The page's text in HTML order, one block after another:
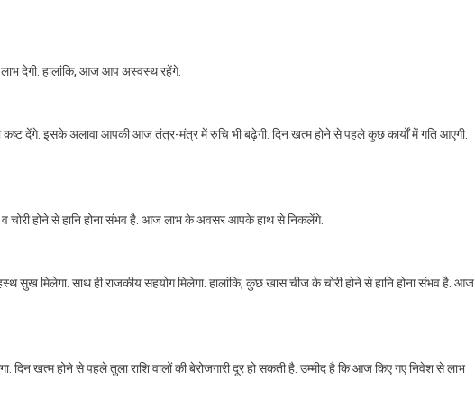
रहेगा
दिन,
लाभ देगी. हालांकि, आज आप अस्वस्थ रहेंगे.
देंगे. इसके अलावा आपकी आज तंत्र-मंत्र में रुचि भी बढ़ेगी. दिन खत्म होने से पहले कुछ कार्यों में गति आएगी.
चोरी होने से हानि होना संभव है. आज लाभ के अवसर आपके हाथ से निकलेंगे.
सुख मिलेगा. साथ ही राजकीय सहयोग मिलेगा. हालांकि, कुछ खास चीज के चोरी होने से हान‍ि होना संभव है. आज
दिन खत्म होने से पहले तुला राशि वालों की बेरोजगारी दूर हो सकती है. उम्मीद है कि आज किए गए निवेश से लाभ